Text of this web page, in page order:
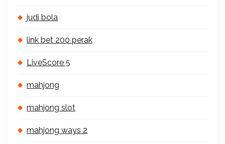
judi bola
link bet 200 perak
LiveScore 5
mahjong
mahjong slot
mahjong ways 2